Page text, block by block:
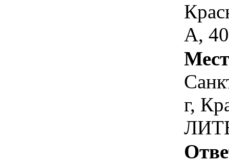
А,
г,